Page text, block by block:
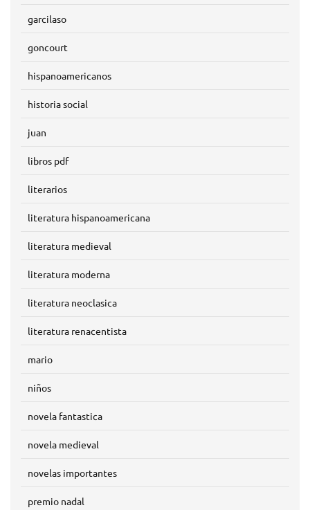
garcilaso
goncourt
hispanoamericanos
historia social
juan
libros pdf
literarios
literatura hispanoamericana
literatura medieval
literatura moderna
literatura neoclasica
literatura renacentista
mario
niños
novela fantastica
novela medieval
novelas importantes
premio nadal